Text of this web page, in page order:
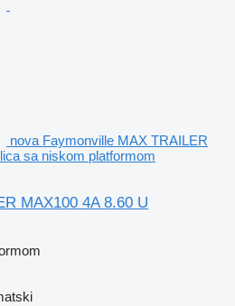
nova Faymonville MAX TRAILER
sa niskom platformom
MAX100 4A 8.60 U